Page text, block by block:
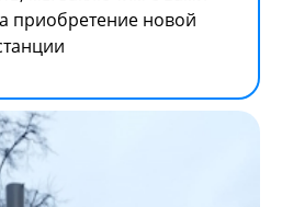
приобретение новой